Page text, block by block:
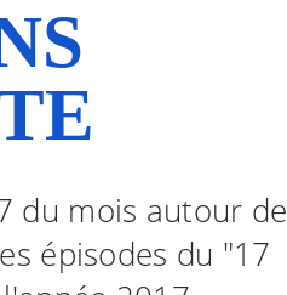
du mois autour de
épisodes du "17